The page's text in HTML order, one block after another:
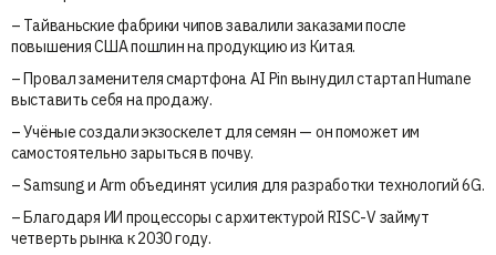
– Тайваньские фабрики чипов завалили заказами после
повышения США пошлин на продукцию из Китая.
– Провал заменителя смартфона AI Pin вынудил стартап Humane
выставить себя на продажу.
– Учёные создали экзоскелет для семян — он поможет им
самостоятельно зарыться в почву.
– Samsung и Arm объединят усилия для разработки технологий 6G.
– Благодаря ИИ процессоры с архитектурой RISC-V займут
четверть рынка к 2030 году.